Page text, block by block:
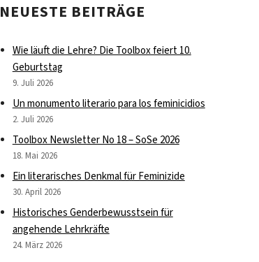
NEUESTE BEITRÄGE
Wie läuft die Lehre? Die Toolbox feiert 10.
Geburtstag
9. Juli 2026
Un monumento literario para los feminicidios
2. Juli 2026
Toolbox Newsletter No 18 – SoSe 2026
18. Mai 2026
Ein literarisches Denkmal für Feminizide
30. April 2026
Historisches Genderbewusstsein für
angehende Lehrkräfte
24. März 2026